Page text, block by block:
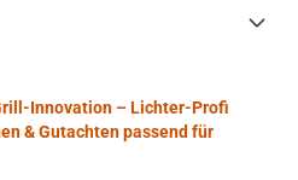
Innovation – Lichter-Profi
& Gutachten passend für